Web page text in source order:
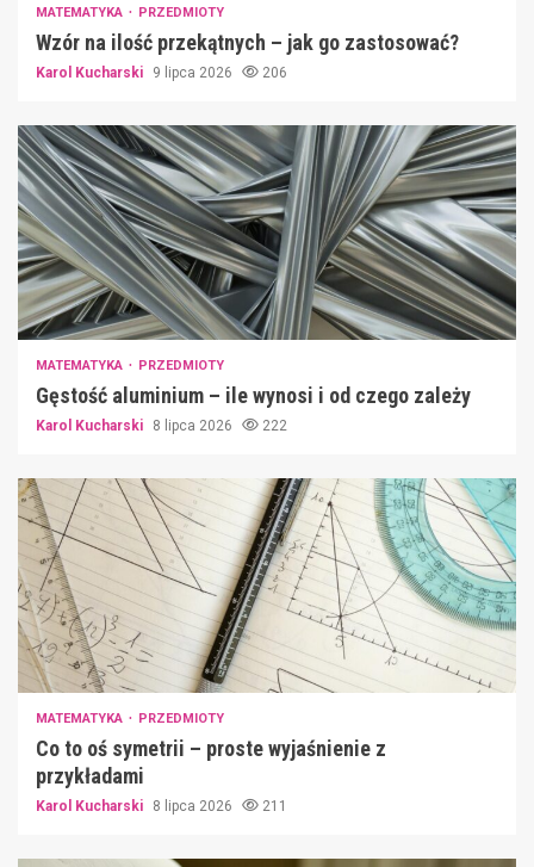
MATEMATYKA PRZEDMIOTY
Wzór na ilość przekątnych – jak go zastosować?
Karol Kucharski 9 lipca 2026 206
MATEMATYKA PRZEDMIOTY
Gęstość aluminium – ile wynosi i od czego zależy
Karol Kucharski 8 lipca 2026 222
MATEMATYKA PRZEDMIOTY
Co to oś symetrii – proste wyjaśnienie z
przykładami
Karol Kucharski 8 lipca 2026 211